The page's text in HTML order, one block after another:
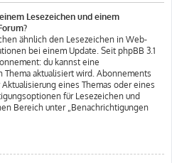
Lesezeichen und einem
ähnlich den Lesezeichen in Web-
bei einem Update. Seit phpBB 3.1
du kannst eine
aktualisiert wird. Abonnements
eines Themas oder eines
für Lesezeichen und
Bereich unter „Benachrichtigungen